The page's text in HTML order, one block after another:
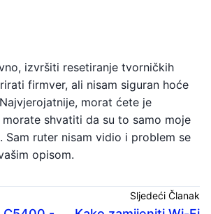
izvršiti resetiranje tvorničkih
firmver, ali nisam siguran hoće
morat ćete je
shvatiti da su to samo moje
Sam ruter nisam vidio i problem se
opisom.
Sljedeći Članak